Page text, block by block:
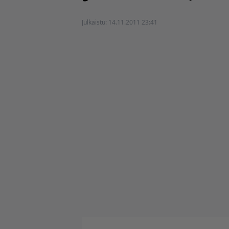
Julkaistu: 14.11.2011 23:41